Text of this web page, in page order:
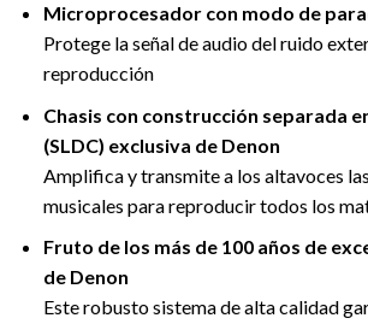
Microprocesador con modo de
Protege la señal de audio del ruido
reproducción
Chasis con construcción separada
(SLDC) exclusiva de Denon
Amplifica y transmite a los altavoces
musicales para reproducir todos los
Fruto de los más de 100 años de
de Denon
Este robusto sistema de alta calidad